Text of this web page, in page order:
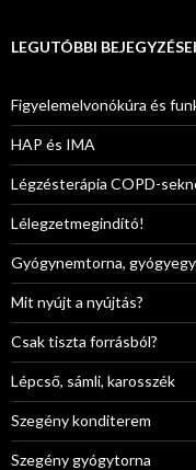
LEGUTÓBBI
Figyelemelvonókúra és
HAP és IMA
Légzésterápia COPD-
Lélegzetmegindító!
Gyógynemtorna,
Mit nyújt a nyújtás?
Csak tiszta forrásból?
Lépcső, sámli, karosszék
Szegény konditerem
Szegény gyógytorna